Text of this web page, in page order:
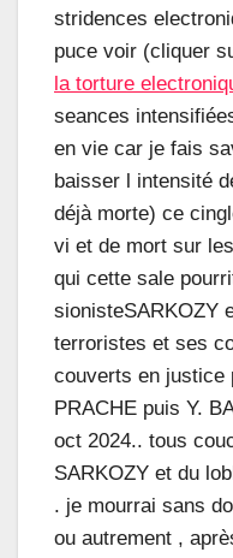
stridences
puce voir (cliquer
la torture
seances
en vie car je fais
baisser l intensité
déjà morte) ce
vi et de mort sur
qui cette sale
sionisteSARKOZY
terroristes et ses
couverts en justice
PRACHE puis Y.
oct 2024.. tous
SARKOZY et du
. je mourrai sans
ou autrement ,